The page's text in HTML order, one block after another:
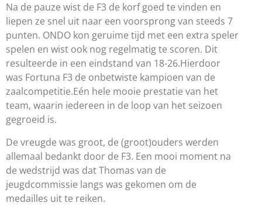
Na de pauze wist de F3 de korf goed te vinden en
liepen ze snel uit naar een voorsprong van steeds 7
punten. ONDO kon geruime tijd met een extra speler
spelen en wist ook nog regelmatig te scoren. Dit
resulteerde in een eindstand van 18-26.Hierdoor
was Fortuna F3 de onbetwiste kampioen van de
zaalcompetitie.Eén hele mooie prestatie van het
team, waarin iedereen in de loop van het seizoen
gegroeid is.
De vreugde was groot, de (groot)ouders werden
allemaal bedankt door de F3. Een mooi moment na
de wedstrijd was dat Thomas van de
jeugdcommissie langs was gekomen om de
medailles uit te reiken.